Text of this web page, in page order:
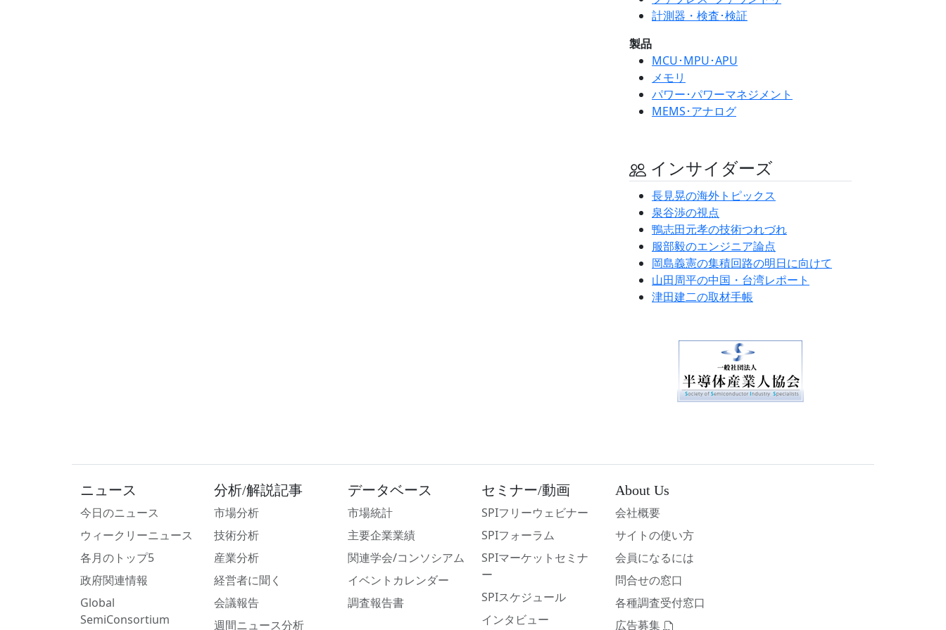
計測器・検査･検証
製品
MCU･MPU･APU
メモリ
パワー･パワーマネジメント
MEMS･アナログ
インサイダーズ
長見晃の海外トピックス
泉谷渉の視点
鴨志田元孝の技術つれづれ
服部毅のエンジニア論点
岡島義憲の集積回路の明日に向けて
山田周平の中国・台湾レポート
津田建二の取材手帳
ニュース
今日のニュース
ウィークリーニュース
各月のトップ5
政府関連情報
Global
SemiConsortium
分析/解説記事
市場分析
技術分析
産業分析
経営者に聞く
会議報告
週間ニュース分析
データベース
市場統計
主要企業業績
関連学会/コンソシアム
イベントカレンダー
調査報告書
セミナー/動画
SPIフリーウェビナー
SPIフォーラム
SPIマーケットセミナ
ー
SPIスケジュール
インタビュー
About Us
会社概要
サイトの使い方
会員になるには
問合せの窓口
各種調査受付窓口
広告募集